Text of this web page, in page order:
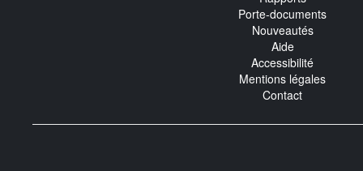
Porte-documents
Nouveautés
Aide
Accessibilité
Mentions légales
Contact